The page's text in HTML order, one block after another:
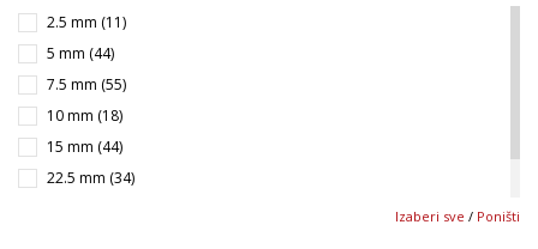
4x6x10 mm (1)
4x8,5x4,6 mm (1)
4x9x10 mm (20)
4x9x10,5 mm (2)
4x9x13 mm (10)
4,5x9,5x10 mm (2)
2.5 mm (11)
5 mm (44)
7.5 mm (55)
10 mm (18)
15 mm (44)
22.5 mm (34)
Izaberi sve / Poništi